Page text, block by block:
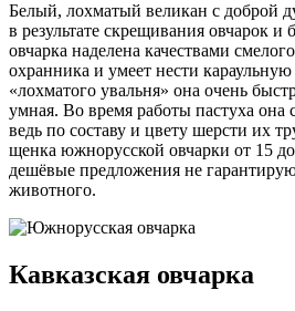
Белый, лохматый великан с доброй
в результате скрещивания овчарок
овчарка наделена качествами
охранника и умеет нести
«лохматого увальня» она очень
умная. Во время работы пастуха она
ведь по составу и цвету шерсти их
щенка южнорусской овчарки от 15
дешёвые предложения не
животного.
Кавказская овчарка